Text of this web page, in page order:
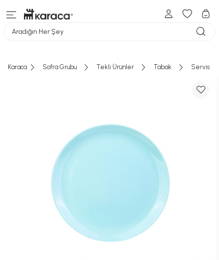
Aradığın Her Şey
Karaca Sofra Grubu Tekli Ürünler Tabak Servis